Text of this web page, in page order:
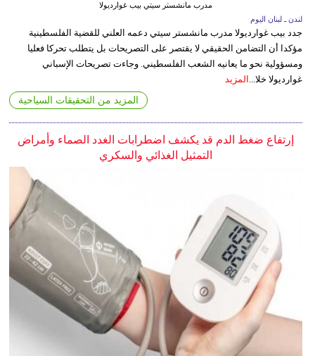
مدرب مانشستر سيتي بيب غوارديولا
لندن ـ لبنان اليوم
جدد بيب غوارديولا مدرب مانشستر سيتي دعمه العلني للقضية الفلسطينية
مؤكدا أن التضامن الحقيقي لا يقتصر على التصريحات بل يتطلب تحركا فعليا
ومسؤولية نحو ما يعانيه الشعب الفلسطيني. وجاءت تصريحات الإسباني
غوارديولا خلا... المزيد
المزيد من التحقيقات السياحية
إرتفاع ضغط الدم قد يكشف اضطرابات الغدد الصماء وأمراض
التمثيل الغذائي والسكري